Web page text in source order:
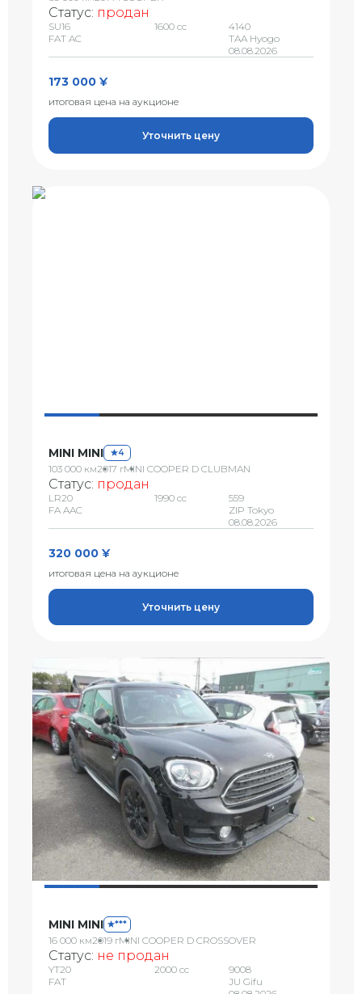
Статус: продан
SU16
FAT AC
1600 сс
4140
TAA Hyogo
08.08.2026
173 000 ¥
итоговая цена на аукционе
Уточнить цену
MINI MINI 4
103 000 км2017 гMINI COOPER D CLUBMAN
Статус: продан
LR20
FA AAC
1990 сс
559
ZIP Tokyo
08.08.2026
320 000 ¥
итоговая цена на аукционе
Уточнить цену
MINI MINI ***
16 000 км2019 гMINI COOPER D CROSSOVER
Статус: не продан
YT20
FAT
2000 сс
9008
JU Gifu